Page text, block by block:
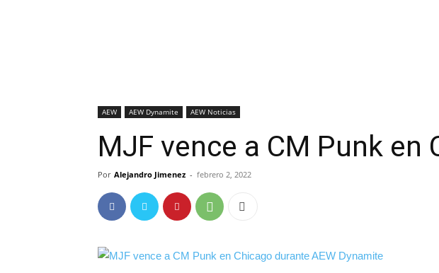
AEW AEW Dynamite AEW Noticias
MJF vence a CM Punk en
Por Alejandro Jimenez - febrero 2, 2022